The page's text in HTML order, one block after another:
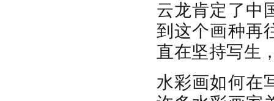
云龙肯定了中
到这个画种再
直在坚持写生
水彩画如何在